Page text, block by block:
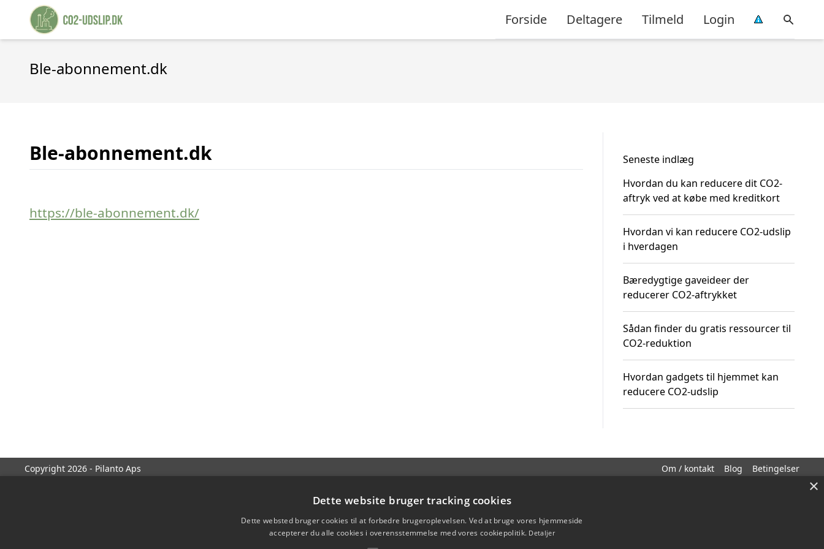
Forside Deltagere Tilmeld Login
Ble-abonnement.dk
Ble-abonnement.dk
https://ble-abonnement.dk/
Seneste indlæg
Hvordan du kan reducere dit CO2-
aftryk ved at købe med kreditkort
Hvordan vi kan reducere CO2-udslip
i hverdagen
Bæredygtige gaveideer der
reducerer CO2-aftrykket
Sådan finder du gratis ressourcer til
CO2-reduktion
Hvordan gadgets til hjemmet kan
reducere CO2-udslip
Copyright 2026 - Pilanto Aps Om / kontakt Blog Betingelser
×
Dette website bruger tracking cookies
Dette websted bruger cookies til at forbedre brugeroplevelsen. Ved at bruge vores hjemmeside
accepterer du alle cookies i overensstemmelse med vores cookiepolitik. Detaljer